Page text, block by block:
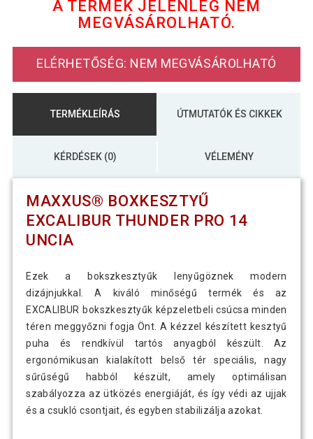
A TERMÉK JELENLEG NEM
MEGVÁSÁROLHATÓ.
ELÉRHETŐSÉG: NEM MEGVÁSÁROLHATÓ
TERMÉKLEÍRÁS ÚTMUTATÓK ÉS CIKKEK
KÉRDÉSEK (0) VÉLEMÉNY
MAXXUS® BOXKESZTYŰ
EXCALIBUR THUNDER PRO 14
UNCIA
Ezek a bokszkesztyűk lenyűgöznek modern
dizájnjukkal. A kiváló minőségű termék és az
EXCALIBUR bokszkesztyűk képzeletbeli csúcsa minden
téren meggyőzni fogja Önt. A kézzel készített kesztyű
puha és rendkívül tartós anyagból készült. Az
ergonómikusan kialakított belső tér speciális, nagy
sűrűségű habból készült, amely optimálisan
szabályozza az ütközés energiáját, és így védi az ujjak
és a csukló csontjait, és egyben stabilizálja azokat.